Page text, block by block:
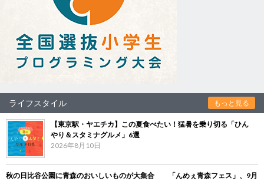
ライフスタイル もっと見る
【東京駅・ヤエチカ】この夏食べたい！猛暑を乗り切る「ひん
やり＆スタミナグルメ」6選
2026年8月10日
秋の日比谷公園に青森のおいしいものが大集合 「んめぇ青森フェス」、9月